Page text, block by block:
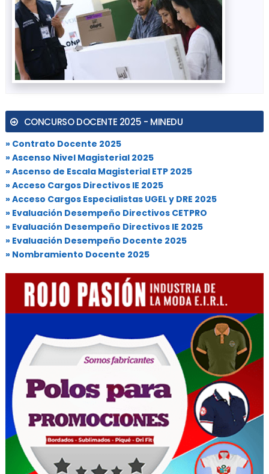
CONCURSO DOCENTE 2025 - MINEDU
» Contrato Docente 2025
» Ascenso Nivel Magisterial 2025
» Ascenso de Escala Magisterial ETP 2025
» Acceso Cargos Directivos IE 2025
» Acceso Cargos Especialistas UGEL y DRE 2025
» Evaluación Desempeño Directivos CETPRO
» Evaluación Desempeño Directivos IE 2025
» Evaluación Desempeño Docente 2025
» Nombramiento Docente 2025